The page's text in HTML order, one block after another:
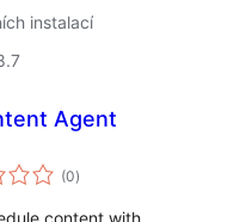
instalací
Agent
(0celkové
hodnocení
)
content with